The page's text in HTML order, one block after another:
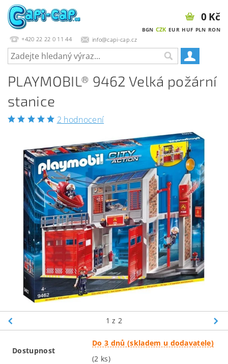
+420 22 22 0 11 44 info@capi-cap.cz
BGN CZK EUR HUF PLN RON
0 Kč
PLAYMOBIL® 9462 Velká požární
stanice
2 hodnocení
1 z 2
Dostupnost
Do 3 dnů (skladem u dodavatele)
(2 ks)